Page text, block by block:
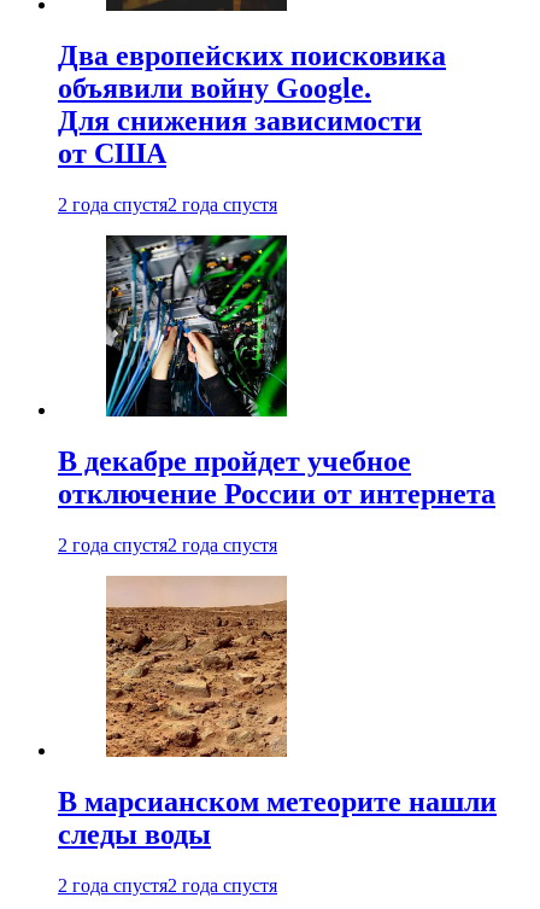
Два европейских поисковика
объявили войну Google.
Для снижения зависимости
от США
2 года спустя2 года спустя
В декабре пройдет учебное
отключение России от интернета
2 года спустя2 года спустя
В марсианском метеорите нашли
следы воды
2 года спустя2 года спустя